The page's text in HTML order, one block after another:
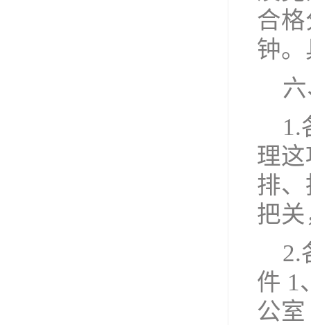
合
钟
1.
理
排
把
2.
件 1
公